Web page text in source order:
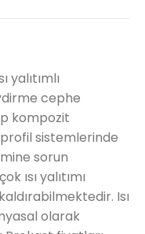
yalıtımlı
cephe
kompozit
sistemlerinde
sorun
ısı yalıtımı
Isı
olarak